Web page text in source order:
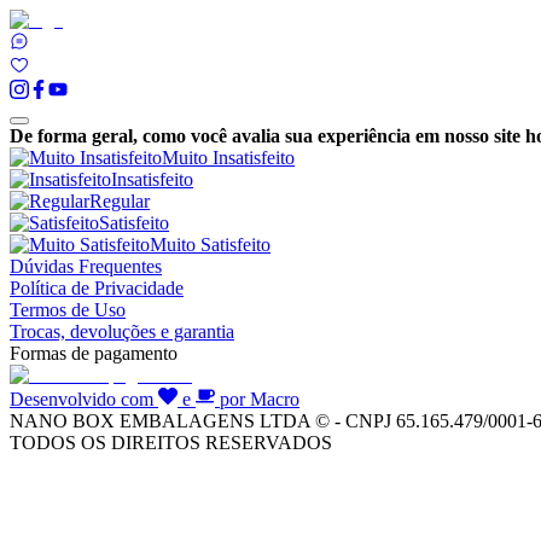
De forma geral, como você avalia sua experiência em nosso site
Muito Insatisfeito
Insatisfeito
Regular
Satisfeito
Muito Satisfeito
Dúvidas Frequentes
Política de Privacidade
Termos de Uso
Trocas, devoluções e garantia
Formas de pagamento
Desenvolvido com e
por Macro
NANO BOX EMBALAGENS LTDA © - CNPJ 65.165.479/0001-
TODOS OS DIREITOS RESERVADOS